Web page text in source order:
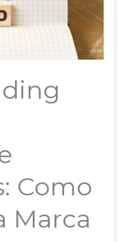
Como
Marca